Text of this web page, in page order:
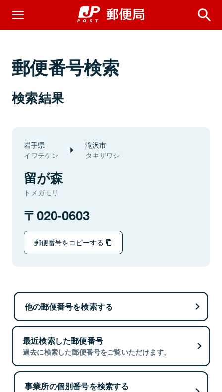
郵便番号検索
検索結果
岩手県
イワテケン
滝沢市
タキザワシ
留が森
トメガモリ
020-0603
郵便番号をコピーする
他の郵便番号を検索する
最近検索した郵便番号
過去に検索した郵便番号をご覧いただけます。
事業所の個別番号を検索する